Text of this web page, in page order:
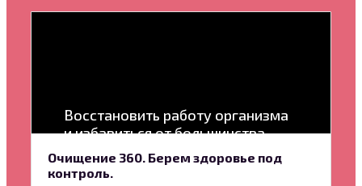
Восстановить работу организма
и избавиться от большинства
проблем со здоровьем
Очищение 360. Берем здоровье под
контроль.